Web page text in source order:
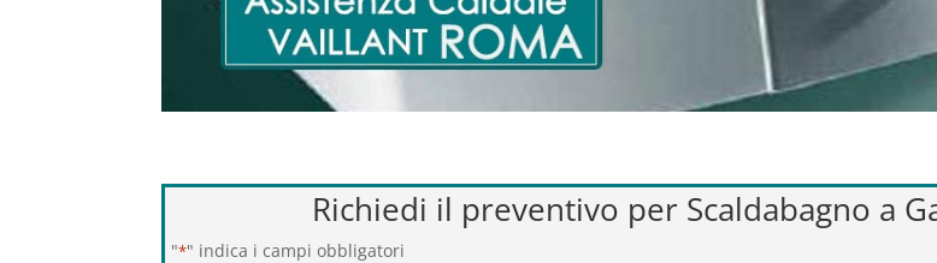
Richiedi il preventivo per Scaldabagno a
"*" indica i campi obbligatori